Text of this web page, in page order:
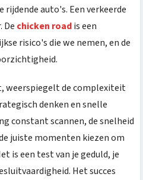
rijdende auto's. Een verkeerde
De chicken roadis een
risico's die we nemen, en de
weerspiegelt de complexiteit
denken en snelle
constant scannen, de snelheid
juiste momenten kiezen om
is een test van je geduld, je
Het succes